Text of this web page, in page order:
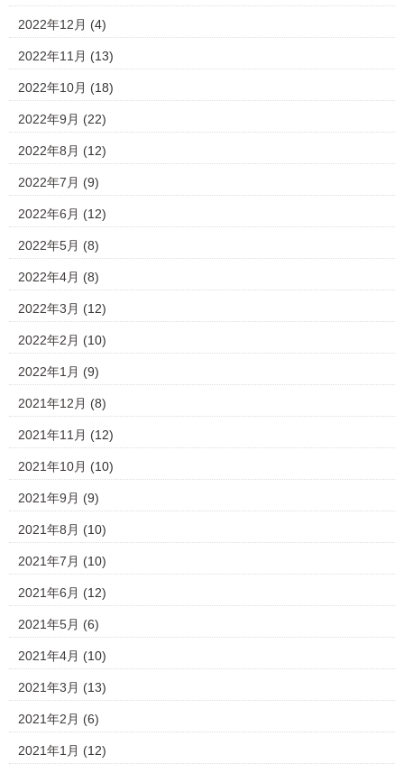
2022年12月 (4)
2022年11月 (13)
2022年10月 (18)
2022年9月 (22)
2022年8月 (12)
2022年7月 (9)
2022年6月 (12)
2022年5月 (8)
2022年4月 (8)
2022年3月 (12)
2022年2月 (10)
2022年1月 (9)
2021年12月 (8)
2021年11月 (12)
2021年10月 (10)
2021年9月 (9)
2021年8月 (10)
2021年7月 (10)
2021年6月 (12)
2021年5月 (6)
2021年4月 (10)
2021年3月 (13)
2021年2月 (6)
2021年1月 (12)